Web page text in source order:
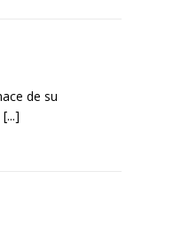
de su
[...]